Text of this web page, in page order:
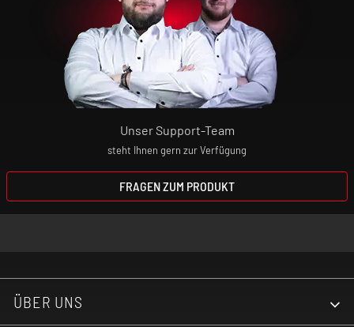
Unser Support-Team
steht Ihnen gern zur Verfügung
FRAGEN ZUM PRODUKT
ÜBER UNS